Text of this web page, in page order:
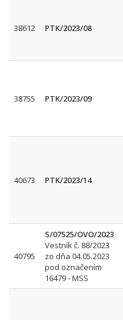
38612 PTK/2023/08
38755 PTK/2023/09
40673 PTK/2023/14
40795
S/07525/OVO/2023
Vestník č. 88/2023
zo dňa 04.05.2023
pod označením
16479 - MSS